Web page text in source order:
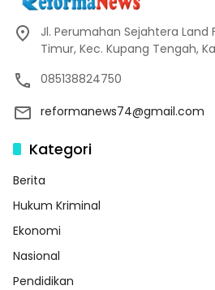
Jl. Perumahan Sejahtera Land
Timur, Kec. Kupang Tengah,
085138824750
reformanews74@gmail.com
Kategori
Berita
Hukum Kriminal
Ekonomi
Nasional
Pendidikan